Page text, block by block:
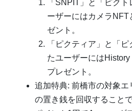
「SNPIT」と「ピク
ーザーにはカメラNFT
ゼント。
「ピクティア」と「
たユーザーには
プレゼント。
追加特典: 前橋市の対象エ
の置き銭を回収すること